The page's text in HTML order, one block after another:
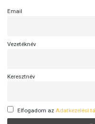
Email
Vezetéknév
Keresztnév
Elfogadom az Adatkezelési